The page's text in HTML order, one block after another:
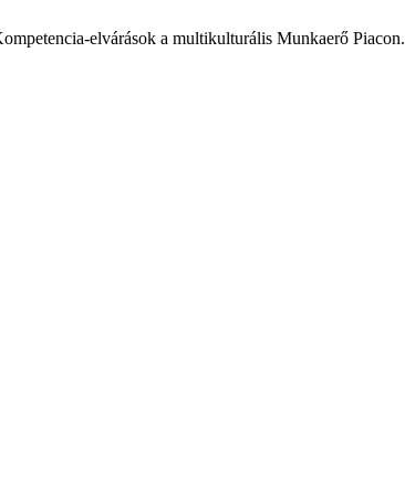
elvárások a multikulturális Munkaerő Piacon.